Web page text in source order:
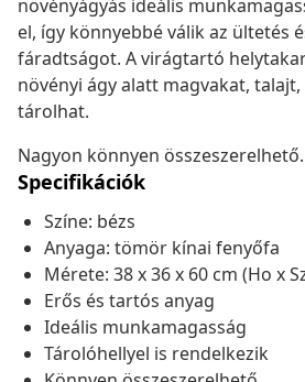
növényágyás ideális
el, így könnyebbé válik az ültetés
fáradtságot. A virágtartó
növényi ágy alatt magvakat,
tárolhat.
Nagyon könnyen összeszerelhető.
Specifikációk
Színe: bézs
Anyaga: tömör kínai fenyőfa
Mérete: 38 x 36 x 60 cm (Ho x
Erős és tartós anyag
Ideális munkamagasság
Tárolóhellyel is rendelkezik